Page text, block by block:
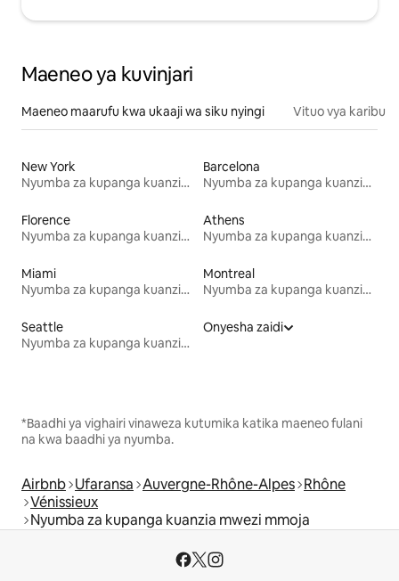
Maeneo ya kuvinjari
Maeneo maarufu kwa ukaaji wa siku nyingi Vituo vya karibu
New York
Nyumba za kupanga kuanzia mwezi mmoja
Barcelona
Nyumba za kupanga kuanzia mwezi mmoja
Florence
Nyumba za kupanga kuanzia mwezi mmoja
Athens
Nyumba za kupanga kuanzia mwezi mmoja
Miami
Nyumba za kupanga kuanzia mwezi mmoja
Montreal
Nyumba za kupanga kuanzia mwezi mmoja
Seattle
Nyumba za kupanga kuanzia mwezi mmoja
Onyesha zaidi
*Baadhi ya vighairi vinaweza kutumika katika maeneo fulani
na kwa baadhi ya nyumba.
Airbnb Ufaransa Auvergne-Rhône-Alpes Rhône
Vénissieux
Nyumba za kupanga kuanzia mwezi mmoja